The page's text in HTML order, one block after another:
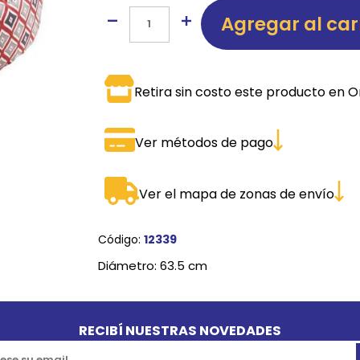
Agregar al
Retira sin costo este producto en
Ver métodos de pago
Ver el mapa de zonas de envío
Código: 12339
Diámetro: 63.5 cm
RECIBÍ NUESTRAS NOVEDADES